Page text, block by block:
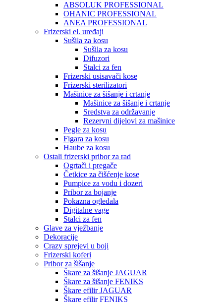
ABSOLUK PROFESSIONAL
OHANIC PROFESSIONAL
ANEA PROFESSIONAL
Frizerski el. uređaji
Sušila za kosu
Sušila za kosu
Difuzori
Stalci za fen
Frizerski usisavači kose
Frizerski sterilizatori
Mašinice za šišanje i crtanje
Mašinice za šišanje i crtanje
Sredstva za održavanje
Rezervni dijelovi za mašinice
Pegle za kosu
Figara za kosu
Haube za kosu
Ostali frizerski pribor za rad
Ogrtači i pregače
Četkice za čišćenje kose
Pumpice za vodu i dozeri
Pribor za bojanje
Pokazna ogledala
Digitalne vage
Stalci za fen
Glave za vježbanje
Dekoracije
Crazy sprejevi u boji
Frizerski koferi
Pribor za šišanje
Škare za šišanje JAGUAR
Škare za šišanje FENIKS
Škare efilir JAGUAR
Škare efilir FENIKS